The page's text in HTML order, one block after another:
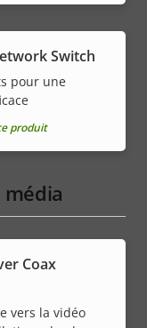
Switch
pour une
produit
Coax
vers la vidéo